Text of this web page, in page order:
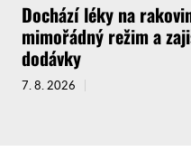
Dochází léky na
mimořádný režim a
dodávky
7. 8. 2026